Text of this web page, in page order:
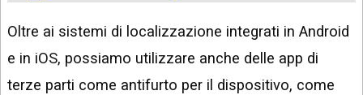
Oltre ai sistemi di localizzazione integrati in Android
e in iOS, possiamo utilizzare anche delle app di
terze parti come antifurto per il dispositivo, come